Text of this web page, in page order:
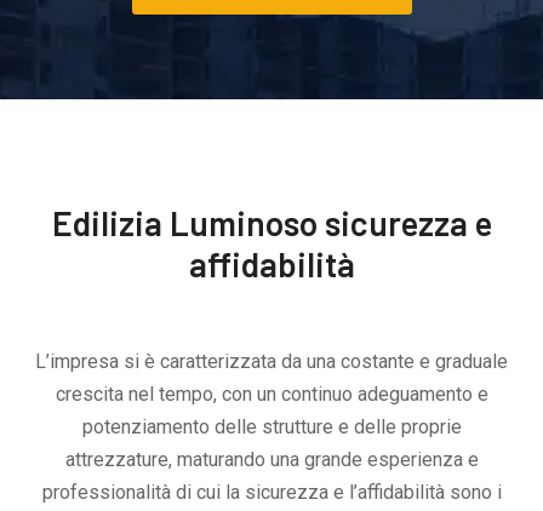
Edilizia Luminoso sicurezza e
affidabilità
L’impresa si è caratterizzata da una costante e graduale
crescita nel tempo, con un continuo adeguamento e
potenziamento delle strutture e delle proprie
attrezzature, maturando una grande esperienza e
professionalità di cui la sicurezza e l’affidabilità sono i